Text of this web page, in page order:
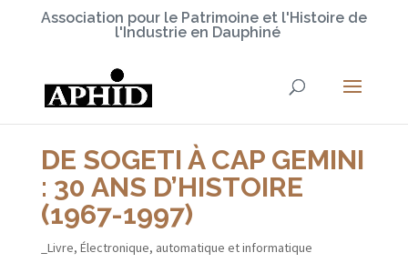
Association pour le Patrimoine et l'Histoire de
l'Industrie en Dauphiné
DE SOGETI À CAP GEMINI
: 30 ANS D’HISTOIRE
(1967-1997)
_Livre, Électronique, automatique et informatique